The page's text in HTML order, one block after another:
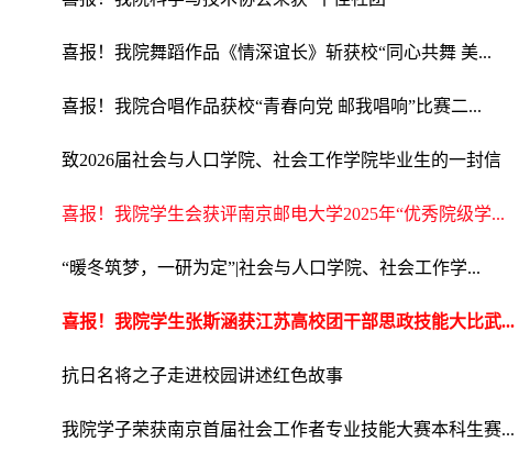
喜报！我院舞蹈作品《情深谊长》斩获校“同心共舞 美...
喜报！我院合唱作品获校“青春向党 邮我唱响”比赛二...
致2026届社会与人口学院、社会工作学院毕业生的一封信
喜报！我院学生会获评南京邮电大学2025年“优秀院级学...
“暖冬筑梦，一研为定”|社会与人口学院、社会工作学...
喜报！我院学生张斯涵获江苏高校团干部思政技能大比武...
抗日名将之子走进校园讲述红色故事
我院学子荣获南京首届社会工作者专业技能大赛本科生赛...